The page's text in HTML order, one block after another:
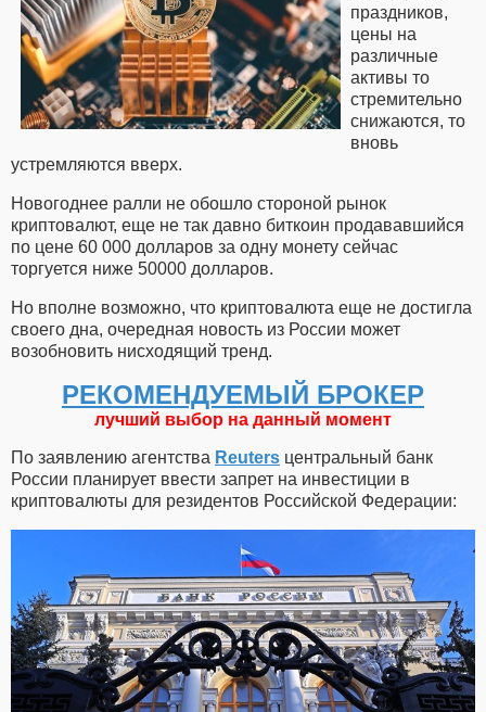
праздников,
цены на
различные
активы то
стремительно
снижаются, то
вновь
устремляются вверх.
Новогоднее ралли не обошло стороной рынок
криптовалют, еще не так давно биткоин продававшийся
по цене 60 000 долларов за одну монету сейчас
торгуется ниже 50000 долларов.
Но вполне возможно, что криптовалюта еще не достигла
своего дна, очередная новость из России может
возобновить нисходящий тренд.
РЕКОМЕНДУЕМЫЙ БРОКЕР
лучший выбор на данный момент
По заявлению агентства Reuters центральный банк
России планирует ввести запрет на инвестиции в
криптовалюты для резидентов Российской Федерации: